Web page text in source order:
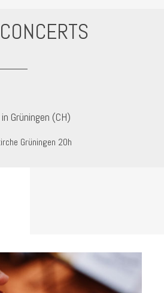
Grüningen (CH)
Grüningen 20h